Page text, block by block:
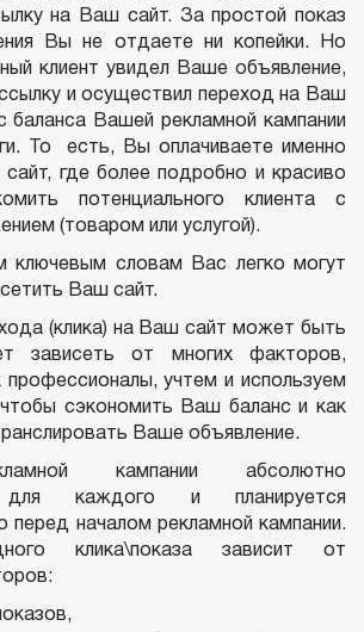
на Ваш сайт. За простой показ
Вы не отдаете ни копейки. Но
клиент увидел Ваше объявление,
и осуществил переход на Ваш
баланса Вашей рекламной кампании
То есть, Вы оплачиваете именно
где более подробно и красиво
потенциального клиента с
(товаром или услугой).
ключевым словам Вас легко могут
Ваш сайт.
(клика) на Ваш сайт может быть
зависеть от многих факторов,
учтем и используем
сэкономить Ваш баланс и как
Ваше объявление.
кампании абсолютно
для каждого и планируется
перед началом рекламной кампании.
клика\показа зависит от